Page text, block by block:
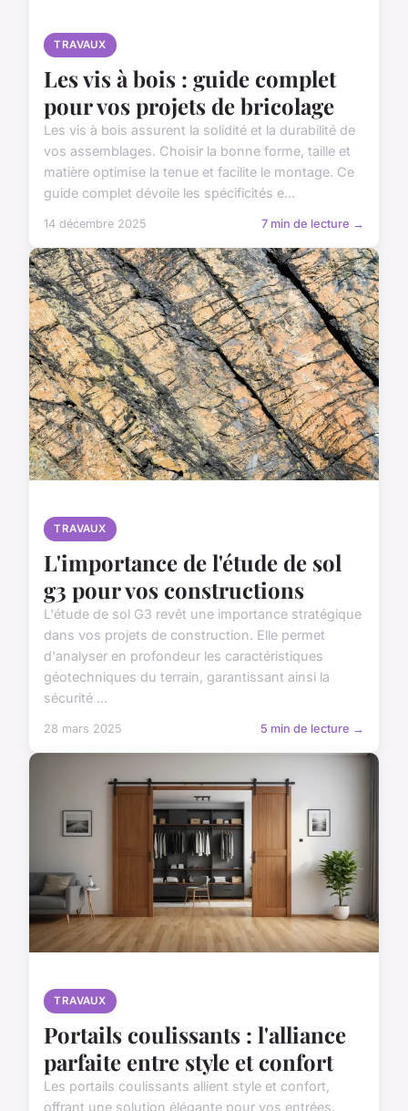
TRAVAUX
Les vis à bois : guide complet
pour vos projets de bricolage
Les vis à bois assurent la solidité et la durabilité de
vos assemblages. Choisir la bonne forme, taille et
matière optimise la tenue et facilite le montage. Ce
guide complet dévoile les spécificités e...
14 décembre 2025 7 min de lecture →
TRAVAUX
L'importance de l'étude de sol
g3 pour vos constructions
L'étude de sol G3 revêt une importance stratégique
dans vos projets de construction. Elle permet
d'analyser en profondeur les caractéristiques
géotechniques du terrain, garantissant ainsi la
sécurité ...
28 mars 2025 5 min de lecture →
TRAVAUX
Portails coulissants : l'alliance
parfaite entre style et confort
Les portails coulissants allient style et confort,
offrant une solution élégante pour vos entrées.